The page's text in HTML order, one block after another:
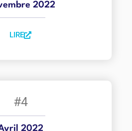
2022
LIRE
#4
2022